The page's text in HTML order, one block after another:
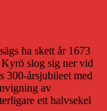
ha skett år 1673
slog sig ner vid
300-årsjubileet med
av
ett halvsekel